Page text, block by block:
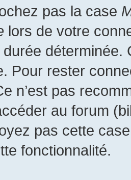
pas la case
lors de votre
déterminée.
Pour rester
n’est pas
au forum
pas cette
fonctionnalité.